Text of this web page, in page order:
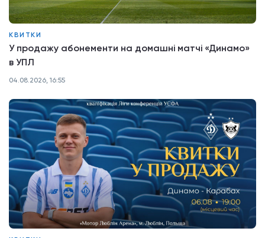
КВИТКИ
У продажу абонементи на домашні матчі «Динамо»
в УПЛ
04.08.2026, 16:55